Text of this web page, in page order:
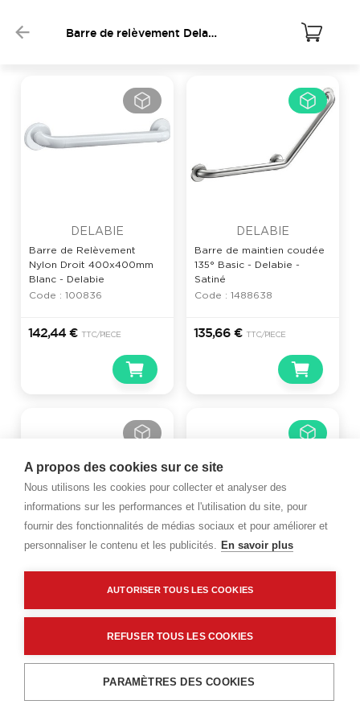
A propos des cookies sur ce site
Nous utilisons les cookies pour collecter et analyser des
informations sur les performances et l'utilisation du site, pour
fournir des fonctionnalités de médias sociaux et pour améliorer et
personnaliser le contenu et les publicités. En savoir plus
AUTORISER TOUS LES COOKIES
REFUSER TOUS LES COOKIES
PARAMÈTRES DES COOKIES
Barre de relèvement Delabie
DELABIE
Barre de Relèvement
Nylon Droit 400x400mm
Blanc - Delabie
Code : 100836
142,44 € TTC/PIECE
DELABIE
Barre de maintien coudée
135° Basic - Delabie -
Satiné
Code : 1488638
135,66 € TTC/PIECE
DELABIE
Barre de relèvement
/PIECE
Noir mat - Longueur :
Code : 1706223
220,75 €TTC